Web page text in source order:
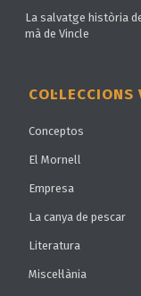
La salvatge història
mà de Vincle
COL·LECCIONS
Conceptos
El Mornell
Empresa
La canya de pescar
Literatura
Miscel·lània